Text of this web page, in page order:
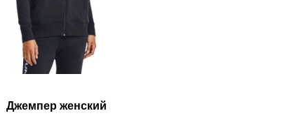
Джемпер женский